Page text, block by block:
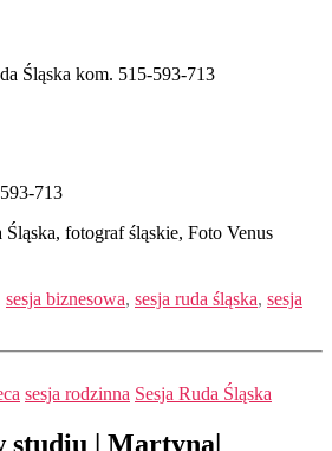
Śląska kom. 515-593-713
713
fotograf śląskie, Foto Venus
sesja biznesowa, sesja ruda śląska, sesja
sesja rodzinna Sesja Ruda Śląska
studiu | Martyna|